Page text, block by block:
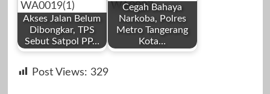
November 11,
Desember 22,
Akses Jalan Belum
Dibongkar, TPS
Sebut Satpol PP…
Redaksi
Cegah Bahaya
Narkoba, Polres
Metro Tangerang
Kota…
Redaksi
Post Views: 329